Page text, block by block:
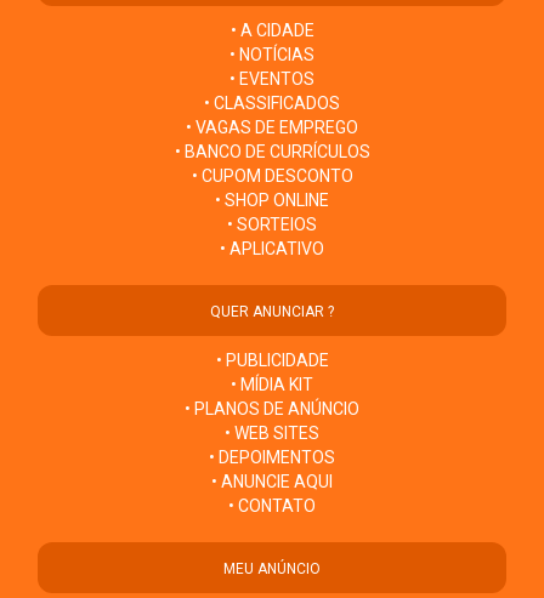
• A CIDADE
• NOTÍCIAS
• EVENTOS
• CLASSIFICADOS
• VAGAS DE EMPREGO
• BANCO DE CURRÍCULOS
• CUPOM DESCONTO
• SHOP ONLINE
• SORTEIOS
• APLICATIVO
QUER ANUNCIAR ?
• PUBLICIDADE
• MÍDIA KIT
• PLANOS DE ANÚNCIO
• WEB SITES
• DEPOIMENTOS
• ANUNCIE AQUI
• CONTATO
MEU ANÚNCIO